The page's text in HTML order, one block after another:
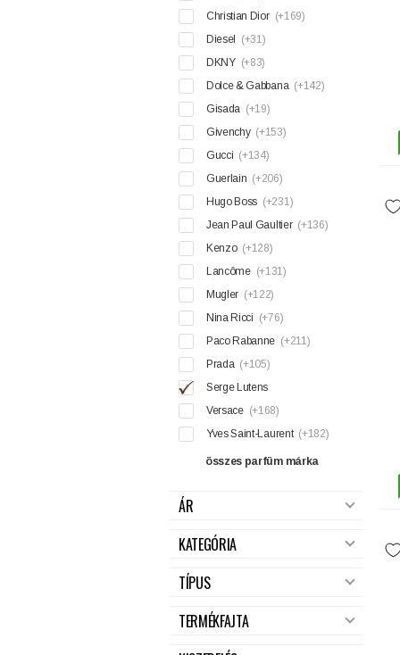
Christian Dior (+169)
Diesel
(+31)
DKNY (+83)
Dolce & Gabbana (+142)
Gisada (+19)
Givenchy (+153)
Gucci (+134)
Guerlain (+206)
Hugo Boss (+231)
Jean Paul Gaultier (+136)
Kenzo (+128)
Lancôme (+131)
Mugler (+122)
Nina Ricci (+76)
Paco Rabanne (+211)
Prada (+105)
Serge Lutens
Versace (+168)
Yves Saint-Laurent (+182)
összes parfüm márka
ÁR
KATEGÓRIA
TÍPUS
TERMÉKFAJTA